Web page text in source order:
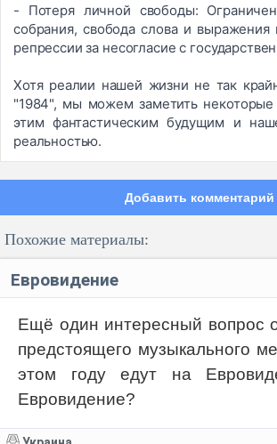
- Потеря личной свободы:
собрания, свобода слова и
репрессии за несогласие с
Хотя реалии нашей жизни не так
"1984", мы можем заметить
этим фантастическим будущим и
реальностью.
Добавить комментарий
Код:
Похожие материалы:
Евровидение
Ещё один интересный вопрос
предстоящего музыкального
этом году едут на
Евровидение?